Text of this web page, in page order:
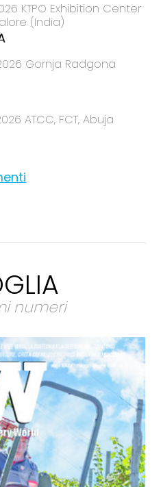
KTPO Exhibition Center
(India)
Gornja Radgona
ATCC, FCT, Abuja
numeri